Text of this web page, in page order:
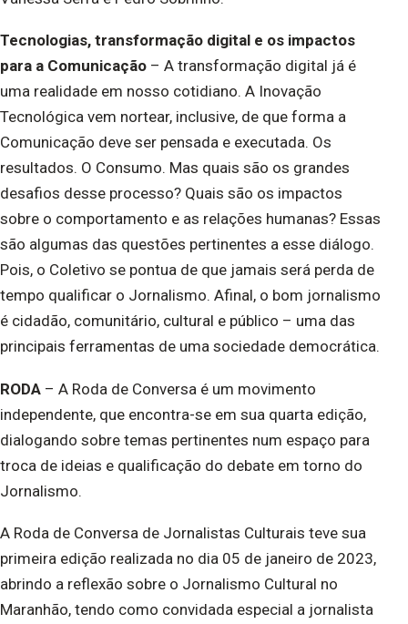
Tecnologias, transformação digital e os impactos
para a Comunicação – A transformação digital já é
uma realidade em nosso cotidiano. A Inovação
Tecnológica vem nortear, inclusive, de que forma a
Comunicação deve ser pensada e executada. Os
resultados. O Consumo. Mas quais são os grandes
desafios desse processo? Quais são os impactos
sobre o comportamento e as relações humanas? Essas
são algumas das questões pertinentes a esse diálogo.
Pois, o Coletivo se pontua de que jamais será perda de
tempo qualificar o Jornalismo. Afinal, o bom jornalismo
é cidadão, comunitário, cultural e público – uma das
principais ferramentas de uma sociedade democrática.
RODA – A Roda de Conversa é um movimento
independente, que encontra-se em sua quarta edição,
dialogando sobre temas pertinentes num espaço para
troca de ideias e qualificação do debate em torno do
Jornalismo.
A Roda de Conversa de Jornalistas Culturais teve sua
primeira edição realizada no dia 05 de janeiro de 2023,
abrindo a reflexão sobre o Jornalismo Cultural no
Maranhão, tendo como convidada especial a jornalista